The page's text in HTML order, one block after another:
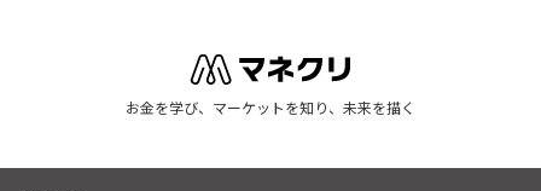
お金を学び、マーケットを知り、未来を描く